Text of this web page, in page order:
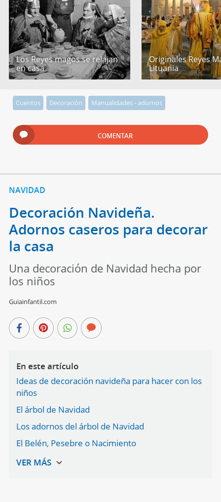
Los Reyes magos se relajan
en casa
Originales Reyes
Lituania
Cuentos Decoración Manualidades - adornos
COMENTAR
NAVIDAD
Decoración Navideña.
Adornos caseros para decorar
la casa
Una decoración de Navidad hecha por
los niños
Guiainfantil.com
En este artículo
Ideas de decoración navideña para hacer con los
niños
El árbol de Navidad
Los adornos del árbol de Navidad
El Belén, Pesebre o Nacimiento